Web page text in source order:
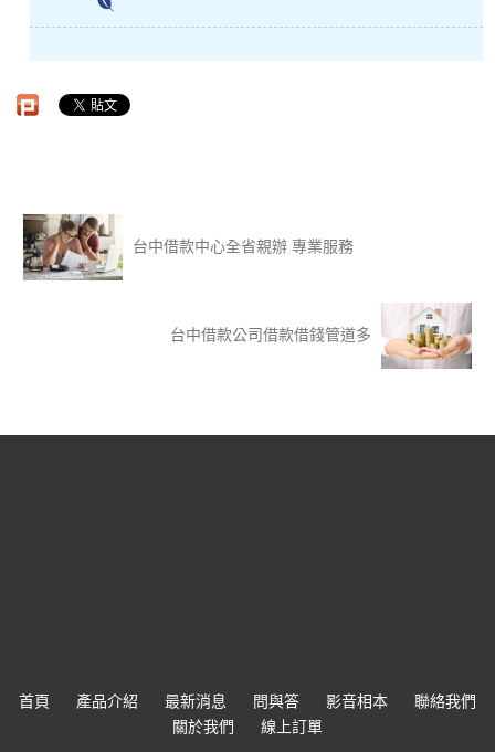
台中借款中心全省親辦 專業服務
台中借款公司借款借錢管道多
首頁 產品介紹 最新消息 問與答 影音相本
聯絡我們
關於我們
線上訂單